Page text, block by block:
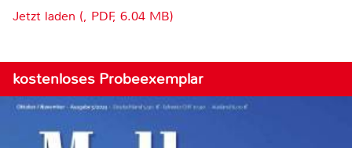
Jetzt laden (, PDF, 6.04 MB)
kostenloses Probeexemplar